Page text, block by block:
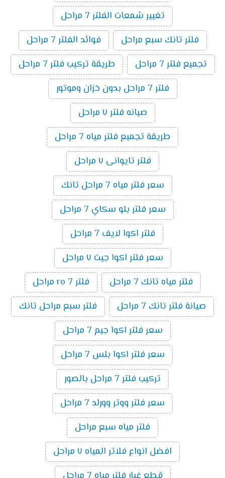
تغيير شمعات الفلتر 7 مراحل
فلتر تانك سبع مراحل
فوائد الفلتر 7 مراحل
تجميع فلتر 7 مراحل
طريقة تركيب فلتر 7 مراحل
فلتر 7 مراحل بدون خزان وموتور
صيانه فلتر ٧ مراحل
طريقة تجميع فلتر مياه 7 مراحل
فلتر تايوانى ٧ مراحل
سعر فلتر مياه 7 مراحل تانك
سعر فلتر بلو سكاي 7 مراحل
فلتر اكوا لايف 7 مراحل
سعر فلتر اكوا جيت ٧ مراحل
فلتر مياه تانك 7 مراحل
فلتر ro 7 مراحل
صيانة فلتر تانك 7 مراحل
فلتر سبع مراحل تانك
سعر فلتر اكوا جيم 7 مراحل
سعر فلتر اكوا بلس 7 مراحل
تركيب فلتر 7 مراحل بالصور
سعر فلتر ووتر وورلد 7 مراحل
فلتر مياه سبع مراحل
افضل انواع فلاتر المياه ٧ مراحل